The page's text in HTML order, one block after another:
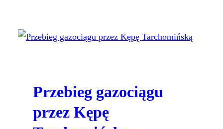
Przebieg gazociągu
przez Kępę